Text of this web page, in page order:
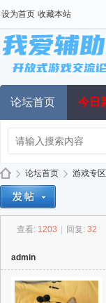
设为首页 收藏本站
论坛首页 今日
论坛首页 游戏专区
查看: 1203 回复: 32
admin